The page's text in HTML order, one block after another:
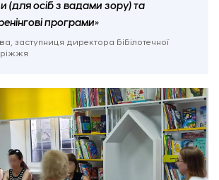
осіб з вадами зору) та
програми»
заступниця директора бібілотечної